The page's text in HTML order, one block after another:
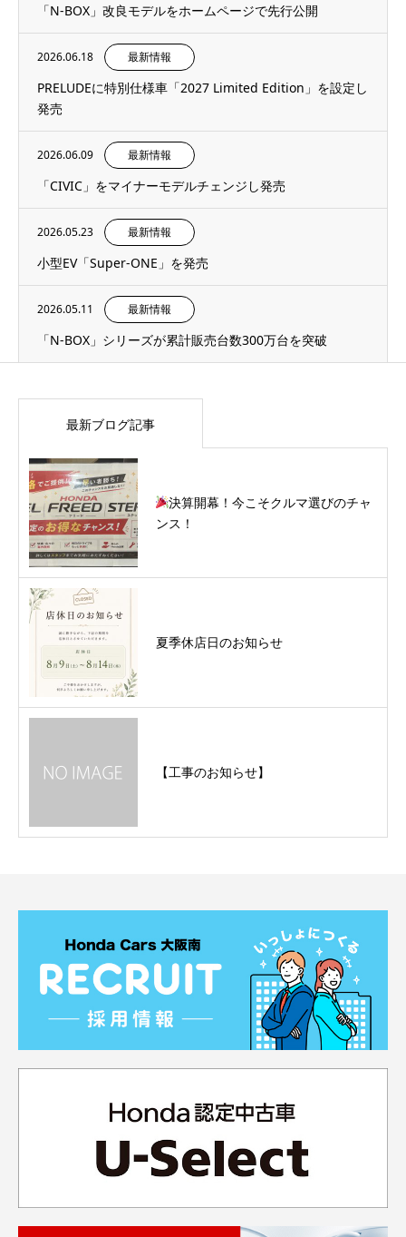
「N-BOX」改良モデルをホームページで先行公開
2026.06.18 最新情報
PRELUDEに特別仕様車「2027 Limited Edition」を設定し
発売
2026.06.09 最新情報
「CIVIC」をマイナーモデルチェンジし発売
2026.05.23 最新情報
小型EV「Super-ONE」を発売
2026.05.11 最新情報
「N-BOX」シリーズが累計販売台数300万台を突破
最新ブログ記事
決算開幕！今こそクルマ選びのチャ
ンス！
夏季休店日のお知らせ
【工事のお知らせ】